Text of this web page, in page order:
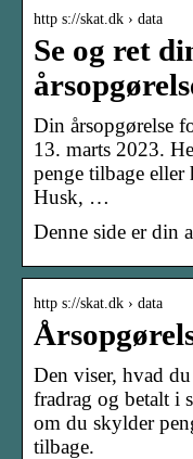
http s://skat.dk › data
Se og ret
Din årsopgørelse
13. marts 2023.
penge tilbage eller
Husk, …
Denne side er din
http s://skat.dk › data
Den viser, hvad
fradrag og betalt i
om du skylder
tilbage.